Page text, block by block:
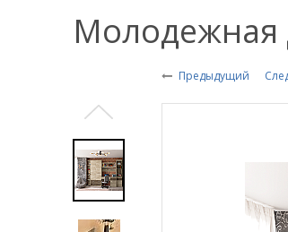
Молодежная
Предыдущий